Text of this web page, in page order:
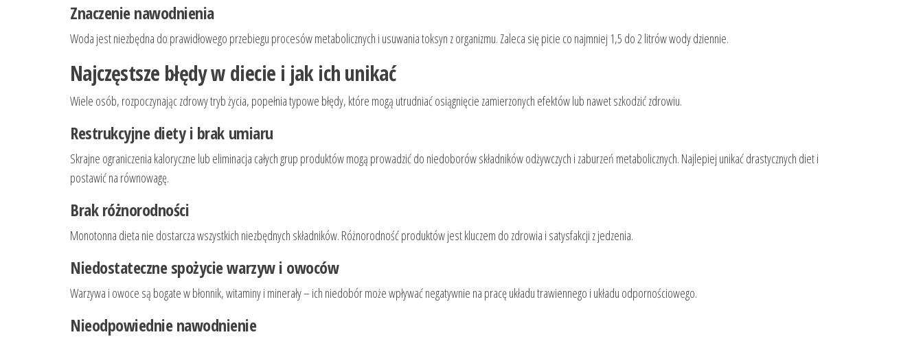
Znaczenie nawodnienia
Woda jest niezbędna do prawidłowego przebiegu procesów metabolicznych i usuwania toksyn z organizmu. Zaleca się picie co najmniej 1,5 do 2 litrów wody dziennie.
Najczęstsze błędy w diecie i jak ich unikać
Wiele osób, rozpoczynając zdrowy tryb życia, popełnia typowe błędy, które mogą utrudniać osiągnięcie zamierzonych efektów lub nawet szkodzić zdrowiu.
Restrukcyjne diety i brak umiaru
Skrajne ograniczenia kaloryczne lub eliminacja całych grup produktów mogą prowadzić do niedoborów składników odżywczych i zaburzeń metabolicznych. Najlepiej unikać drastycznych diet i
postawić na równowagę.
Brak różnorodności
Monotonna dieta nie dostarcza wszystkich niezbędnych składników. Różnorodność produktów jest kluczem do zdrowia i satysfakcji z jedzenia.
Niedostateczne spożycie warzyw i owoców
Warzywa i owoce są bogate w błonnik, witaminy i minerały – ich niedobór może wpływać negatywnie na pracę układu trawiennego i układu odpornościowego.
Nieodpowiednie nawodnienie